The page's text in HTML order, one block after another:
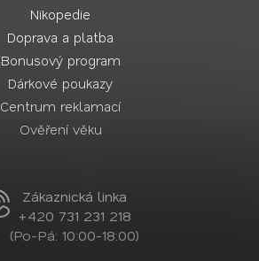
Nikopedie
Doprava a platba
Bonusový program
Dárkové poukazy
Centrum reklamací
Ověření věku
Zákaznická linka
+420 731 231 218
(Po-Pá: 10:00-18:00)